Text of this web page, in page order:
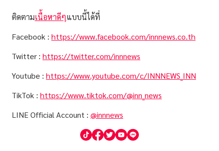
ติดตามเนื้อหาดีๆแบบนี้ได้ที่
Facebook : https://www.facebook.com/innnews.co.th
Twitter : https://twitter.com/innnews
Youtube : https://www.youtube.com/c/INNNEWS_INN
TikTok : https://www.tiktok.com/@inn_news
LINE Official Account : @innnews